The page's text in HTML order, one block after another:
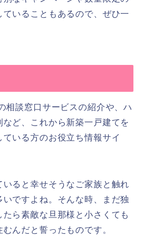
いることもあるので、ぜひ一
相談窓口サービスの紹介や、ハ
など、これから新築一戸建てを
いる方のお役立ち情報サイ
ると幸せそうなご家族と触れ
ですよね。そんな時、まだ独
ら素敵な旦那様と小さくても
んだと誓ったものです。